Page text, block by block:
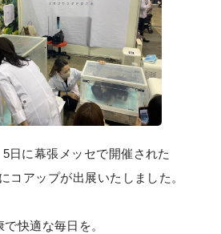
日に幕張メッセで開催された
コアップが出展いたしました。
快適な毎日を。